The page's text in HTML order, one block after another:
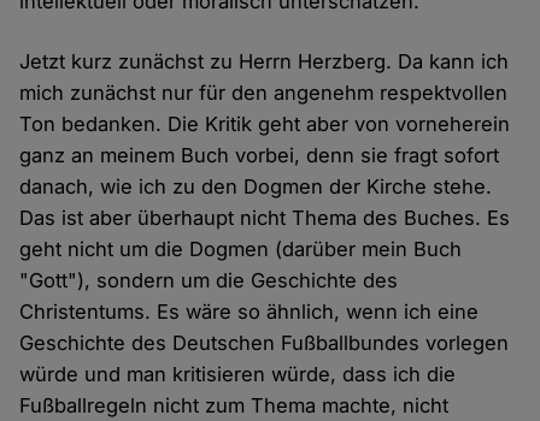
Jetzt kurz zunächst zu Herrn Herzberg. Da kann ich
mich zunächst nur für den angenehm respektvollen
Ton bedanken. Die Kritik geht aber von vorneherein
ganz an meinem Buch vorbei, denn sie fragt sofort
danach, wie ich zu den Dogmen der Kirche stehe.
Das ist aber überhaupt nicht Thema des Buches. Es
geht nicht um die Dogmen (darüber mein Buch
"Gott"), sondern um die Geschichte des
Christentums. Es wäre so ähnlich, wenn ich eine
Geschichte des Deutschen Fußballbundes vorlegen
würde und man kritisieren würde, dass ich die
Fußballregeln nicht zum Thema machte, nicht